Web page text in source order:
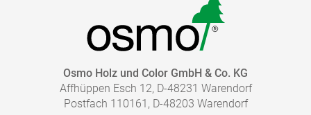
Resíduos:
Osmo Holz und Color GmbH & Co. KG
Affhüppen Esch 12, D-48231 Warendorf
Postfach 110161, D-48203 Warendorf